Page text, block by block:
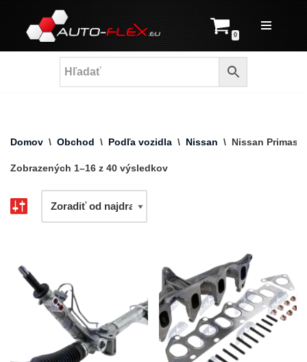
Prejsť
na
0
Domov \ Obchod \ Podľa vozidla \ Nissan \ Nissan
Zobrazených 1–16 z 40 výsledkov